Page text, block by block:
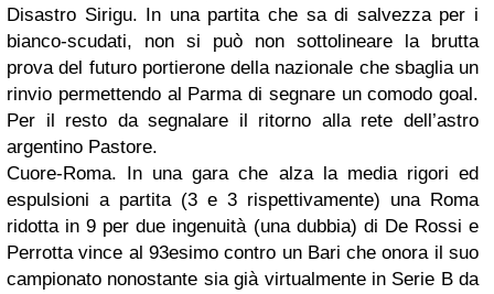
Disastro Sirigu. In una partita che sa di salvezza per i
bianco-scudati, non si può non sottolineare la brutta
prova del futuro portierone della nazionale che sbaglia un
rinvio permettendo al Parma di segnare un comodo goal.
Per il resto da segnalare il ritorno alla rete dell’astro
argentino Pastore.
Cuore-Roma. In una gara che alza la media rigori ed
espulsioni a partita (3 e 3 rispettivamente) una Roma
ridotta in 9 per due ingenuità (una dubbia) di De Rossi e
Perrotta vince al 93esimo contro un Bari che onora il suo
campionato nonostante sia già virtualmente in Serie B da